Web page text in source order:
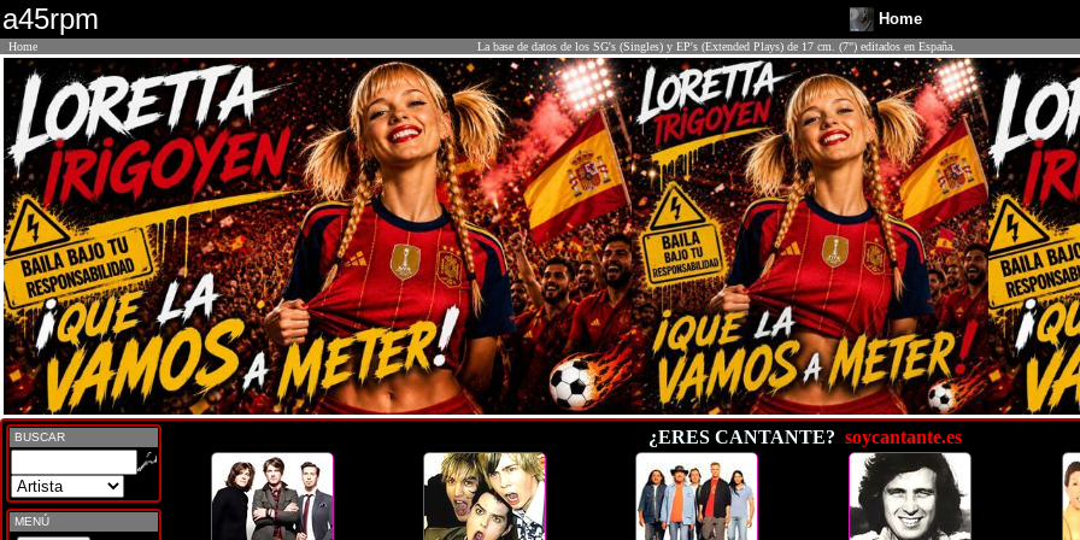
a45rpm Home
Home La base de datos de los SG's (Singles) y EP's (Extended Plays) de 17 cm. (7") editados en España.
BUSCAR
MENÚ
¿ERES CANTANTE? soycantante.es